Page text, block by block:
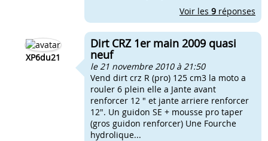
Voir les 9 réponses
XP6du21
Dirt CRZ 1er main 2009 quasi
neuf
le 21 novembre 2010 à 21:50
Vend dirt crz R (pro) 125 cm3 la moto a
rouler 6 plein elle a Jante avant
renforcer 12 " et jante arriere renforcer
12". Un guidon SE + mousse pro taper
(gros guidon renforcer) Une Fourche
hydrolique...